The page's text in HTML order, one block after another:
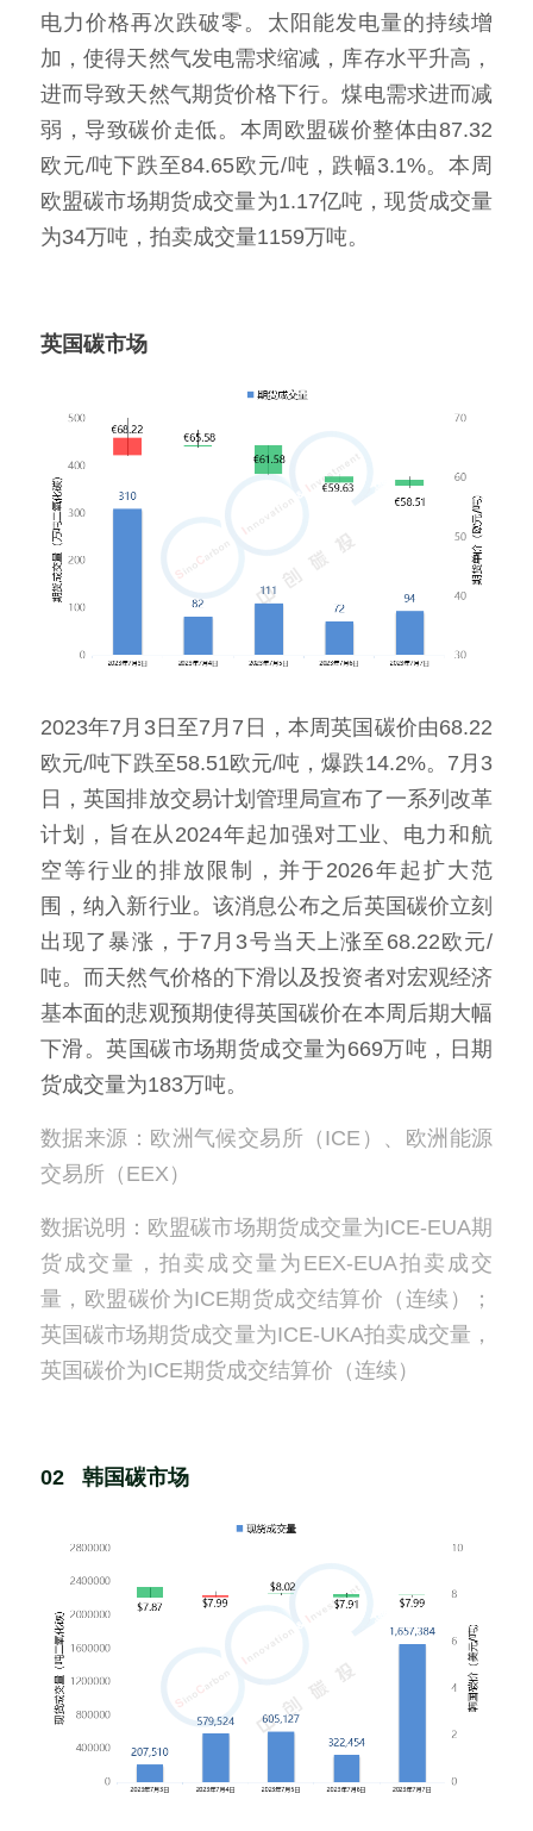
电力价格再次跌破零。太阳能发电量的持续增
加，使得天然气发电需求缩减，库存水平升高，
进而导致天然气期货价格下行。煤电需求进而减
弱，导致碳价走低。本周欧盟碳价整体由87.32
欧元/吨下跌至84.65欧元/吨，跌幅3.1%。本周
欧盟碳市场期货成交量为1.17亿吨，现货成交量
为34万吨，拍卖成交量1159万吨。
英国碳市场
2023年7月3日至7月7日，本周英国碳价由68.22
欧元/吨下跌至58.51欧元/吨，爆跌14.2%。7月3
日，英国排放交易计划管理局宣布了一系列改革
计划，旨在从2024年起加强对工业、电力和航
空等行业的排放限制，并于2026年起扩大范
围，纳入新行业。该消息公布之后英国碳价立刻
出现了暴涨，于7月3号当天上涨至68.22欧元/
吨。而天然气价格的下滑以及投资者对宏观经济
基本面的悲观预期使得英国碳价在本周后期大幅
下滑。英国碳市场期货成交量为669万吨，日期
货成交量为183万吨。
数据来源：欧洲气候交易所（ICE）、欧洲能源
交易所（EEX）
数据说明：欧盟碳市场期货成交量为ICE-EUA期
货成交量，拍卖成交量为EEX-EUA拍卖成交
量，欧盟碳价为ICE期货成交结算价（连续）；
英国碳市场期货成交量为ICE-UKA拍卖成交量，
英国碳价为ICE期货成交结算价（连续）
02   韩国碳市场